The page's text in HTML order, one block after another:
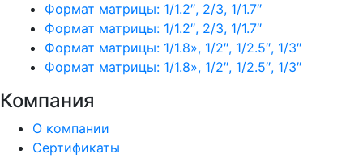
Формат матрицы: 1/1.2″, 2/3, 1/1.7″
Формат матрицы: 1/1.2″, 2/3, 1/1.7″
Формат матрицы: 1/1.8», 1/2″, 1/2.5″, 1/3″
Формат матрицы: 1/1.8», 1/2″, 1/2.5″, 1/3″
Компания
О компании
Сертификаты